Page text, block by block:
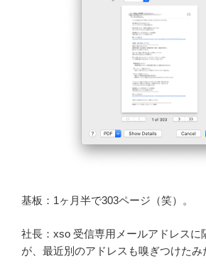
基板：1ヶ月半で303ページ（笑）。
社長：xso 受信専用メールアドレスに
が、最近別のアドレスも嗅ぎつけた